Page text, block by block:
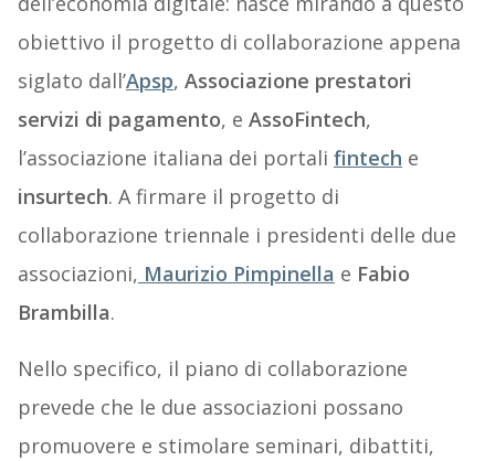
obiettivo il progetto di collaborazione appena
siglato dall’Apsp, Associazione prestatori
servizi di pagamento, e AssoFintech,
l’associazione italiana dei portali fintech e
insurtech. A firmare il progetto di
collaborazione triennale i presidenti delle due
associazioni, Maurizio Pimpinella e Fabio
Brambilla.
Nello specifico, il piano di collaborazione
prevede che le due associazioni possano
promuovere e stimolare seminari, dibattiti,